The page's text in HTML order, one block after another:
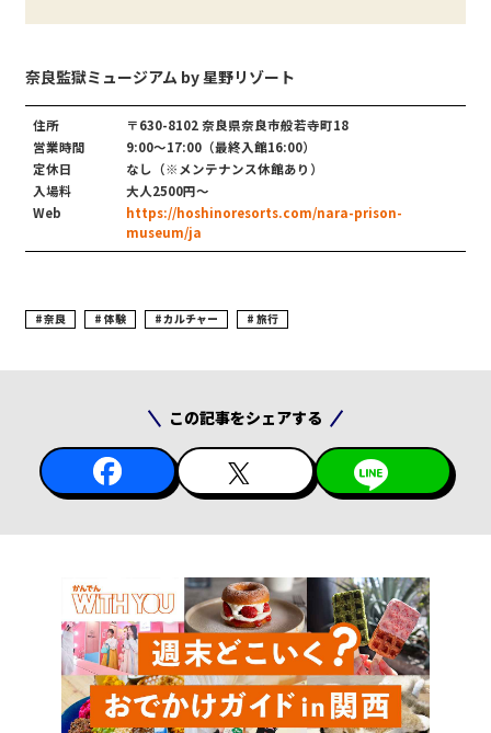
奈良監獄ミュージアム by 星野リゾート
住所
〒630-8102 奈良県奈良市般若寺町18
営業時間
9:00〜17:00（最終入館16:00）
定休日
なし（※メンテナンス休館あり）
入場料
大人2500円〜
Web
https://hoshinoresorts.com/nara-prison-
museum/ja
奈良 体験 カルチャー 旅行
この記事をシェアする